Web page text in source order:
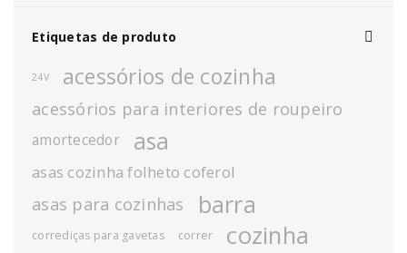
Etiquetas de produto
24V acessórios de cozinha
acessórios para interiores de roupeiro
amortecedor asa
asas cozinha folheto coferol
asas para cozinhas barra
corrediças para gavetas correr cozinha